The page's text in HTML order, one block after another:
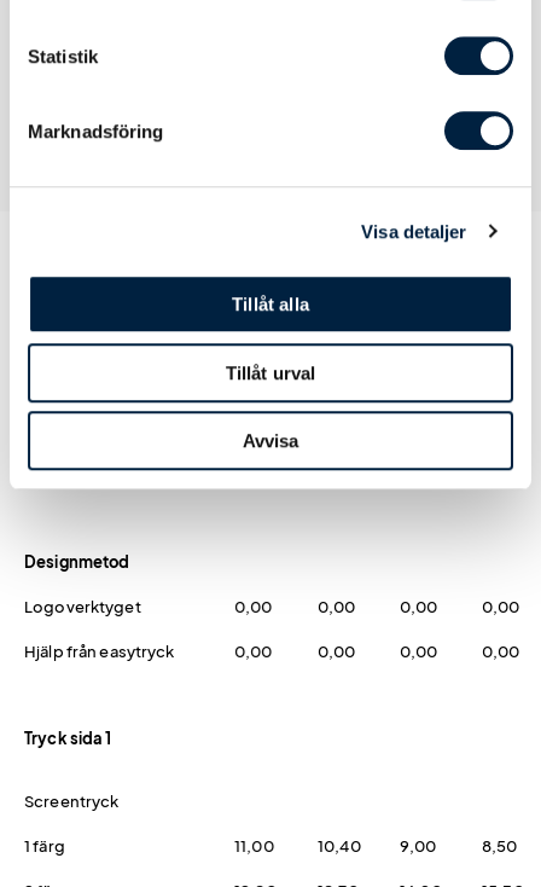
Statistik
Marknadsföring
Visa detaljer
Tillåt alla
Tillåt urval
Avvisa
Prislista
100
Pris kr / st 49,40 47,90 46,70 36,90
Designmetod
Logoverktyget 0,00 0,00 0,00 0,00
Hjälp från easytryck 0,00 0,00 0,00 0,00
Tryck sida 1
Screentryck
1 färg 11,00 10,40 9,00 8,50